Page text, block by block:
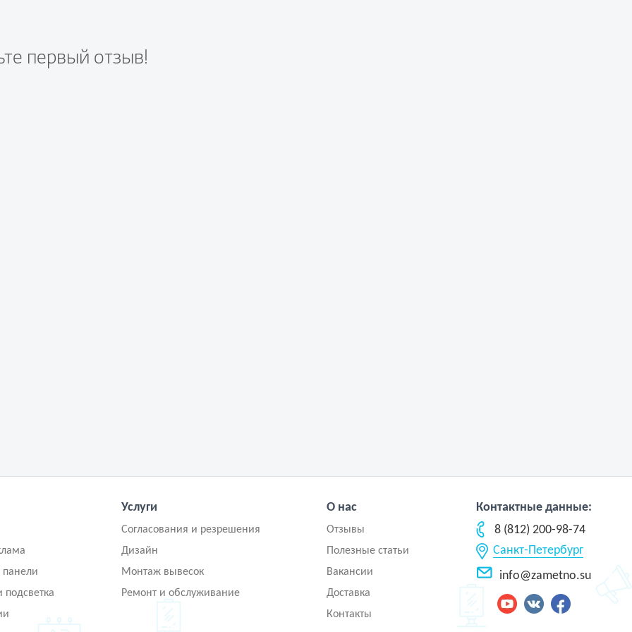
первый отзыв!
вопрос первым!
панели
подсветка
Услуги
Согласования и резрешения
Дизайн
Монтаж вывесок
Ремонт и обслуживание
О нас
Отзывы
Полезные статьи
Вакансии
Доставка
Контакты
Контактные данные:
8 (812) 200-98-74
Санкт-Петербург
info@zametno.su